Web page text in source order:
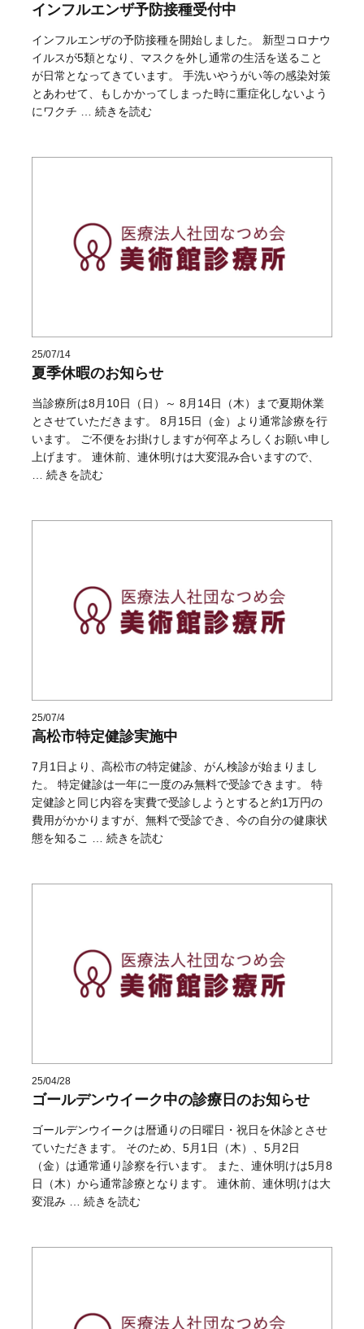
インフルエンザ予防接種受付中
インフルエンザの予防接種を開始しました。 新型コロナウ
イルスが5類となり、マスクを外し通常の生活を送ること
が日常となってきています。 手洗いやうがい等の感染対策
とあわせて、もしかかってしまった時に重症化しないよう
にワクチ … “インフルエンザ予防接種受付中” の
続きを読む
25/07/14
夏季休暇のお知らせ
当診療所は8月10日（日）～ 8月14日（木）まで夏期休業
とさせていただきます。 8月15日（金）より通常診療を行
います。 ご不便をお掛けしますが何卒よろしくお願い申し
上げます。 連休前、連休明けは大変混み合いますので、
“夏季休暇のお知らせ” の
続きを読む
25/07/4
高松市特定健診実施中
7月1日より、高松市の特定健診、がん検診が始まりまし
た。 特定健診は一年に一度のみ無料で受診できます。 特
定健診と同じ内容を実費で受診しようとすると約1万円の
費用がかかりますが、無料で受診でき、今の自分の健康状
態を知るこ … “高松市特定健診実施中” の
続きを読む
25/04/28
ゴールデンウイーク中の診療日のお知らせ
ゴールデンウイークは暦通りの日曜日・祝日を休診とさせ
ていただきます。 そのため、5月1日（木）、5月2日
（金）は通常通り診察を行います。 また、連休明けは5月8
日（木）から通常診療となります。 連休前、連休明けは大
変混み … “ゴールデンウイーク中の診療日のお知らせ” の
続きを読む